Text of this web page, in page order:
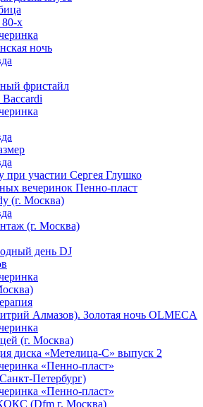
80-х
ночь
фристайл
при участии Сергея Глушко
вечеринок Пенно-пласт
(г. Москва)
(г. Москва)
день DJ
Алмазов). Золотая ночь OLMECA
(г. Москва)
диска «Метелица-С» выпуск 2
«Пенно-пласт»
Петербург)
«Пенно-пласт»
(Dfm г. Москва)